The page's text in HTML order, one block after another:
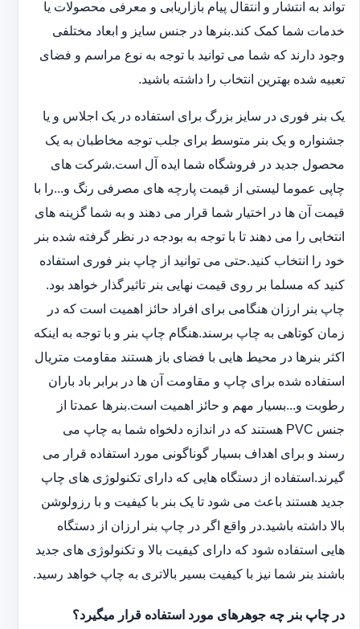
تواند به انتشار و انتقال پیام بازاریابی و معرفی محصولات یا
خدمات شما کمک کند.بنرها در جنس سایز و ابعاد مختلفی
وجود دارند که شما می توانید با توجه به نوع مراسم و فضای
تعبیه شده بهترین انتخاب را داشته باشید.
یک بنر فوری در سایز بزرگ برای استفاده در یک اجلاس و یا
جشنواره و یک بنر متوسط برای جلب توجه مخاطبان به یک
محصول جدید در فروشگاه شما ایده آل است.شرکت های
چاپی عموما لیستی از قیمت پارچه های مصرفی رنگ و...را با
قیمت آن ها در اختیار شما قرار می دهند و به شما گزینه های
انتخابی را می دهند تا با توجه به بودجه در نظر گرفته شده بنر
خود را انتخاب کنید.حتی می توانید از چاپ بنر فوری استفاده
کنید که مسلما بر روی قیمت نهایی بنر تاثیرگذار خواهد بود.
چاپ بنر ارزان هنگامی برای افراد حائز اهمیت است که در
زمان کوتاهی به چاپ برسند.هنگام چاپ بنر و با توجه به اینکه
اکثر بنرها در محیط هایی با فضای باز هستند مقاومت متریال
استفاده شده برای چاپ و مقاومت آن ها در برابر باد باران
رطوبت و...بسیار مهم و حائز اهمیت است.بنرها عمدتا از
جنس PVC هستند که در اندازه دلخواه شما به چاپ می
رسند و برای اهداف بسیار گوناگونی مورد استفاده قرار می
گیرند.استفاده از دستگاه هایی که دارای تکنولوژی های چاپ
جدید هستند باعث می شود تا یک بنر با کیفیت و با رزولوشن
بالا داشته باشید.در واقع اگر در چاپ بنر ارزان از دستگاه
هایی استفاده شود که دارای کیفیت بالا و تکنولوژی های جدید
باشند بنر شما نیز با کیفیت بسیر بالاتری به چاپ خواهد رسید.
در چاپ بنر چه جوهرهای مورد استفاده قرار میگیرد؟